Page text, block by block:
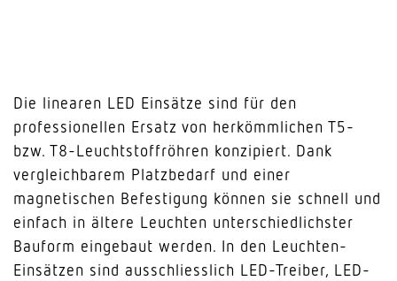
Die linearen LED Einsätze sind für den
professionellen Ersatz von herkömmlichen T5-
bzw. T8-Leuchtstoffröhren konzipiert. Dank
vergleichbarem Platzbedarf und einer
magnetischen Befestigung können sie schnell und
einfach in ältere Leuchten unterschiedlichster
Bauform eingebaut werden. In den Leuchten-
Einsätzen sind ausschliesslich LED-Treiber, LED-